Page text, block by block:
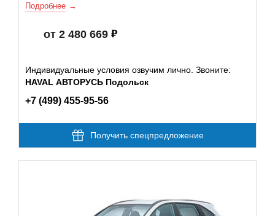
Подробнее
от 2 480 669
Индивидуальные условия озвучим лично. Звоните:
HAVAL АВТОРУСЬ Подольск
+7 (499) 455-95-56
Получить спецпредложение